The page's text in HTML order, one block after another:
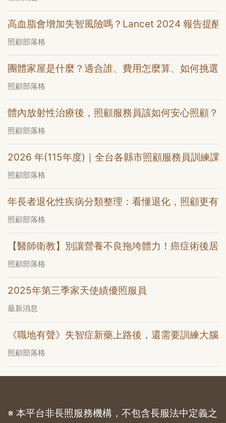
高血脂會增加失智風險嗎？Lancet 2024 報告提醒
照顧部落格
團體家屋是什麼？適合誰、費用怎麼算、如何挑選
照顧部落格
體內放射性治療後，照顧服務員該如何安心照顧？
照顧部落格
2026 年(115年度)｜全台各縣市照顧服務員訓練課
照顧部落格
年長者退化性疾病分類整理：看懂退化，照顧更有
照顧部落格
【醫師衛教】別讓營養不良拖垮體力！癌症術後居
照顧部落格
2025年第三季家天使績優照服員
最新消息
《職地有聲》失智症新藥上路後，還需要訓練大
照顧部落格
※ 本平台非長照服務機構，不包含長服法中定義之